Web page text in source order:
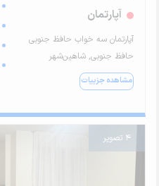
آپارتمان
آپارتمان سه خواب حافظ جنوبی
حافظ جنوبی, شاهین‌شهر
مشاهده جزییات
4 تصویر